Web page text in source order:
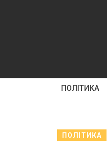
ПОЛІТИКА
ПОЛІТИКА